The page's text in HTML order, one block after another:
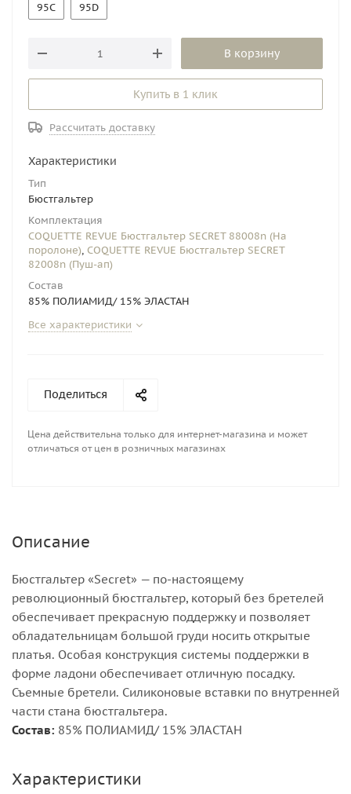
95C 95D
В корзину
Купить в 1 клик
Рассчитать доставку
Характеристики
Тип
Бюстгальтер
Комплектация
COQUETTE REVUE Бюстгальтер SECRET 88008n (На
поролоне), COQUETTE REVUE Бюстгальтер SECRET
82008n (Пуш-ап)
Состав
85% ПОЛИАМИД/ 15% ЭЛАСТАН
Все характеристики
Поделиться
Цена действительна только для интернет-магазина и может
отличаться от цен в розничных магазинах
Описание
Бюстгальтер «Secret» — по-настоящему
революционный бюстгальтер, который без бретелей
обеспечивает прекрасную поддержку и позволяет
обладательницам большой груди носить открытые
платья. Особая конструкция системы поддержки в
форме ладони обеспечивает отличную посадку.
Съемные бретели. Силиконовые вставки по внутренней
части стана бюстгальтера.
Состав: 85% ПОЛИАМИД/ 15% ЭЛАСТАН
Характеристики